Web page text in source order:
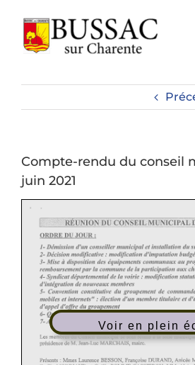
contenu
Compte-rendu du conseil
juin 2021
Voir en plein